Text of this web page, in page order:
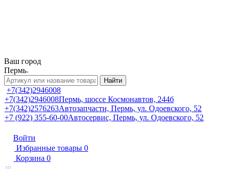
Ваш город
Пермь
Найти
+7(342)2946008
+7(342)2946008Пермь, шоссе Космонавтов, 244б
+7(342)2576263Автозапчасти, Пермь, ул. Одоевского, 52
+7 (922) 355-60-00Автосервис, Пермь, ул. Одоевского, 52
Войти
Избранные товары 0
Корзина 0